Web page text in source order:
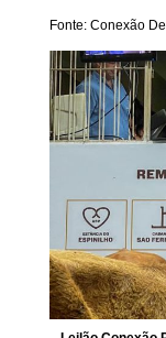
Fonte: Conexão